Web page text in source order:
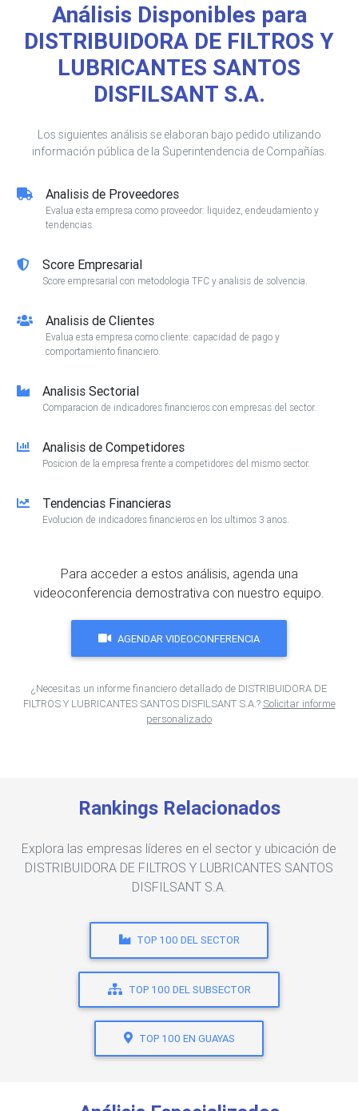
Análisis Disponibles para
DISTRIBUIDORA DE FILTROS Y
LUBRICANTES SANTOS
DISFILSANT S.A.
Los siguientes análisis se elaboran bajo pedido utilizando
información pública de la Superintendencia de Compañías.
Analisis de Proveedores
Evalua esta empresa como proveedor: liquidez, endeudamiento y
tendencias.
Score Empresarial
Score empresarial con metodologia TFC y analisis de solvencia.
Analisis de Clientes
Evalua esta empresa como cliente: capacidad de pago y
comportamiento financiero.
Analisis Sectorial
Comparacion de indicadores financieros con empresas del sector.
Analisis de Competidores
Posicion de la empresa frente a competidores del mismo sector.
Tendencias Financieras
Evolucion de indicadores financieros en los ultimos 3 anos.
Para acceder a estos análisis, agenda una
videoconferencia demostrativa con nuestro equipo.
AGENDAR VIDEOCONFERENCIA
¿Necesitas un informe financiero detallado de DISTRIBUIDORA DE
FILTROS Y LUBRICANTES SANTOS DISFILSANT S.A.? Solicitar informe
personalizado
Rankings Relacionados
Explora las empresas líderes en el sector y ubicación de
DISTRIBUIDORA DE FILTROS Y LUBRICANTES SANTOS
DISFILSANT S.A.
TOP 100 DEL SECTOR
TOP 100 DEL SUBSECTOR
TOP 100 EN GUAYAS